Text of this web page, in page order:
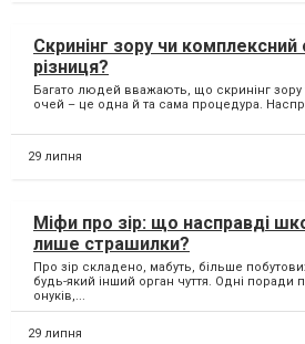
Скринінг зору чи
різниця?
Багато людей вважають, що скринінг
очей – це одна й та сама процедура.
29 липня
Міфи про зір: що насправді
лише страшилки?
Про зір складено, мабуть, більше
будь-який інший орган чуття. Одні поради
онуків,...
29 липня